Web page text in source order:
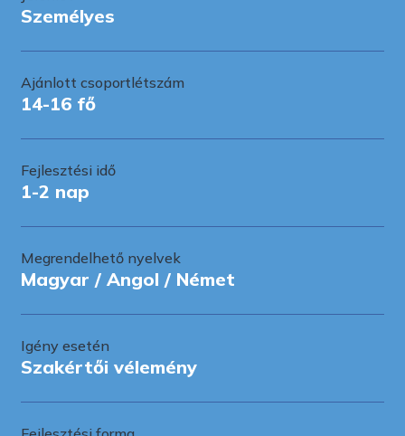
Személyes
Ajánlott csoportlétszám
14-16 fő
Fejlesztési idő
1-2 nap
Megrendelhető nyelvek
Magyar / Angol / Német
Igény esetén
Szakértői vélemény